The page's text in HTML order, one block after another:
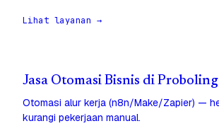
Lihat layanan →
Jasa Otomasi Bisnis di
Otomasi alur kerja (n8n/Make/Zapier) —
kurangi pekerjaan manual.